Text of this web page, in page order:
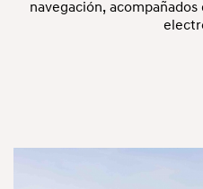
navegación,